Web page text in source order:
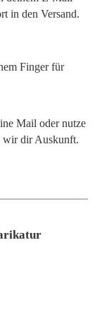
in den Versand.
Mail oder nutze
wir dir Auskunft.